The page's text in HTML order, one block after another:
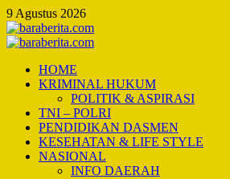
Skip
to
content
9 Agustus 2026
Primary
HOME
KRIMINAL HUKUM
POLITIK & ASPIRASI
TNI – POLRI
PENDIDIKAN DASMEN
KESEHATAN & LIFE STYLE
NASIONAL
INFO DAERAH